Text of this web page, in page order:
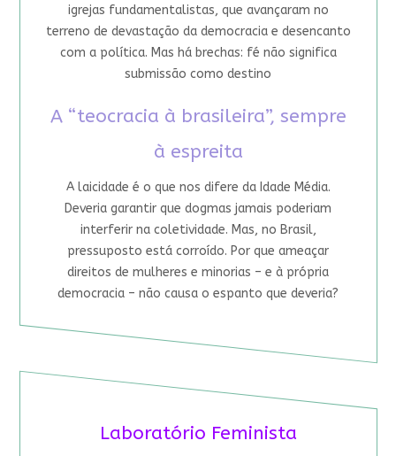
igrejas fundamentalistas, que avançaram no
terreno de devastação da democracia e desencanto
com a política. Mas há brechas: fé não significa
submissão como destino
A “teocracia à brasileira”, sempre
à espreita
A laicidade é o que nos difere da Idade Média.
Deveria garantir que dogmas jamais poderiam
interferir na coletividade. Mas, no Brasil,
pressuposto está corroído. Por que ameaçar
direitos de mulheres e minorias – e à própria
democracia – não causa o espanto que deveria?
Laboratório Feminista